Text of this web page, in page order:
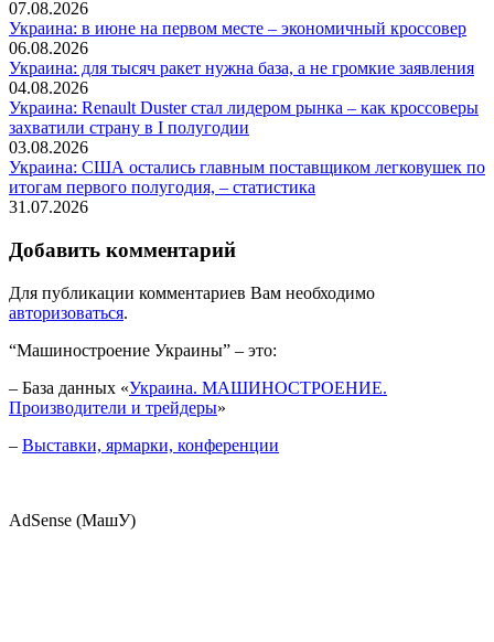
07.08.2026
Украина: в июне на первом месте – экономичный кроссовер
06.08.2026
Украина: для тысяч ракет нужна база, а не громкие заявления
04.08.2026
Украина: Renault Duster стал лидером рынка – как кроссоверы
захватили страну в I полугодии
03.08.2026
Украина: США остались главным поставщиком легковушек по
итогам первого полугодия, – статистика
31.07.2026
Добавить комментарий
Для публикации комментариев Вам необходимо
авторизоваться.
“Машиностроение Украины” – это:
– База данных «Украина. МАШИНОСТРОЕНИЕ.
Производители и трейдеры»
– Выставки, ярмарки, конференции
AdSense (МашУ)